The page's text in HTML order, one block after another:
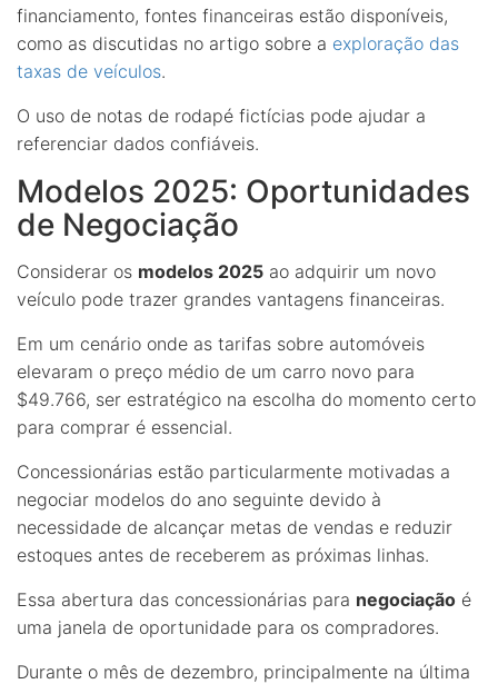
financiamento, fontes financeiras estão disponíveis,
como as discutidas no artigo sobre a exploração das
taxas de veículos.
O uso de notas de rodapé fictícias pode ajudar a
referenciar dados confiáveis.
Modelos 2025: Oportunidades
de Negociação
Considerar os modelos 2025 ao adquirir um novo
veículo pode trazer grandes vantagens financeiras.
Em um cenário onde as tarifas sobre automóveis
elevaram o preço médio de um carro novo para
$49.766, ser estratégico na escolha do momento certo
para comprar é essencial.
Concessionárias estão particularmente motivadas a
negociar modelos do ano seguinte devido à
necessidade de alcançar metas de vendas e reduzir
estoques antes de receberem as próximas linhas.
Essa abertura das concessionárias para negociação é
uma janela de oportunidade para os compradores.
Durante o mês de dezembro, principalmente na última